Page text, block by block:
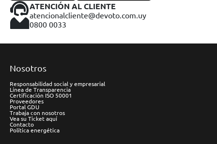
ATENCIÓN AL CLIENTE
atencionalcliente@devoto.com.uy
0800 0033
Nosotros
Responsabilidad social y empresarial
Línea de Transparencia
Certificación ISO 50001
Proveedores
Portal GDU
Trabaja con nosotros
Vea su Ticket aquí
Contacto
Política energética